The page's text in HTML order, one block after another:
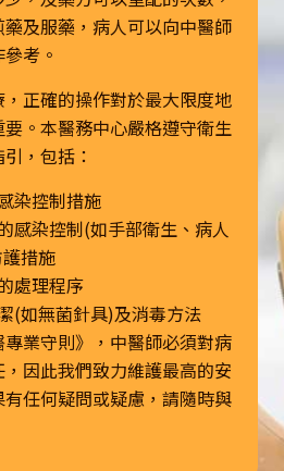
及服藥，病人可以向中醫師
考。
正確的操作對於最大限度地
。本醫務中心嚴格遵守衛生
，包括：
染控制措施
感染控制(如手部衛生、病人
措施
處理程序
(如無菌針具)及消毒方法
業守則》，中醫師必須對病
因此我們致力維護最高的安
任何疑問或疑慮，請隨時與